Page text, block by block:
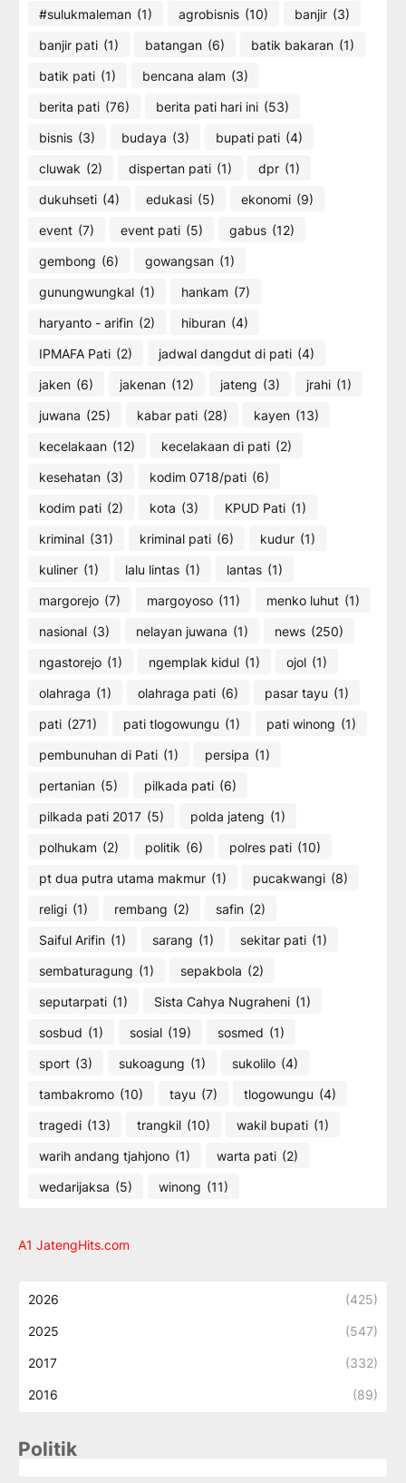
#sulukmaleman (1) agrobisnis (10) banjir (3)
banjir pati (1) batangan (6) batik bakaran (1)
batik pati (1) bencana alam (3)
berita pati (76) berita pati hari ini (53)
bisnis (3) budaya (3) bupati pati (4)
cluwak (2) dispertan pati (1) dpr (1)
dukuhseti (4) edukasi (5) ekonomi (9)
event (7) event pati (5) gabus (12)
gembong (6) gowangsan (1)
gunungwungkal (1) hankam (7)
haryanto - arifin (2) hiburan (4)
IPMAFA Pati (2) jadwal dangdut di pati (4)
jaken (6) jakenan (12) jateng (3) jrahi (1)
juwana (25) kabar pati (28) kayen (13)
kecelakaan (12) kecelakaan di pati (2)
kesehatan (3) kodim 0718/pati (6)
kodim pati (2) kota (3) KPUD Pati (1)
kriminal (31) kriminal pati (6) kudur (1)
kuliner (1) lalu lintas (1) lantas (1)
margorejo (7) margoyoso (11) menko luhut (1)
nasional (3) nelayan juwana (1) news (250)
ngastorejo (1) ngemplak kidul (1) ojol (1)
olahraga (1) olahraga pati (6) pasar tayu (1)
pati (271) pati tlogowungu (1) pati winong (1)
pembunuhan di Pati (1) persipa (1)
pertanian (5) pilkada pati (6)
pilkada pati 2017 (5) polda jateng (1)
polhukam (2) politik (6) polres pati (10)
pt dua putra utama makmur (1) pucakwangi (8)
religi (1) rembang (2) safin (2)
Saiful Arifin (1) sarang (1) sekitar pati (1)
sembaturagung (1) sepakbola (2)
seputarpati (1) Sista Cahya Nugraheni (1)
sosbud (1) sosial (19) sosmed (1)
sport (3) sukoagung (1) sukolilo (4)
tambakromo (10) tayu (7) tlogowungu (4)
tragedi (13) trangkil (10) wakil bupati (1)
warih andang tjahjono (1) warta pati (2)
wedarijaksa (5) winong (11)
A1 JatengHits.com
2026 (425)
2025 (547)
2017 (332)
2016 (89)
Politik